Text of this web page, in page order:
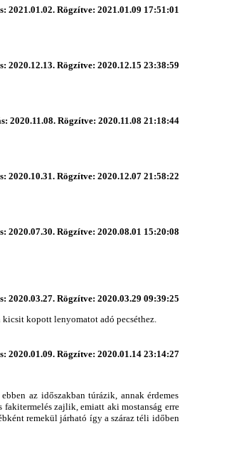
2021.01.02. Rögzítve: 2021.01.09 17:51:01
2020.12.13. Rögzítve: 2020.12.15 23:38:59
2020.11.08. Rögzítve: 2020.11.08 21:18:44
2020.10.31. Rögzítve: 2020.12.07 21:58:22
2020.07.30. Rögzítve: 2020.08.01 15:20:08
2020.03.27. Rögzítve: 2020.03.29 09:39:25
kopott lenyomatot adó pecséthez.
2020.01.09. Rögzítve: 2020.01.14 23:14:27
az időszakban túrázik, annak érdemes
zajlik, emiatt aki mostanság erre
remekül járható így a száraz téli időben